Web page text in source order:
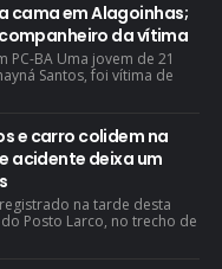
cama em Alagoinhas;
da vítima
PC-BA Uma jovem de 21
Santos, foi vítima de
e carro colidem na
acidente deixa um
na tarde desta
Posto Larco, no trecho de